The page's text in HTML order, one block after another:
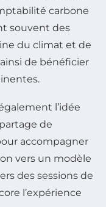
carbone
souvent des
du climat et de
de bénéficier
l’idée
de
accompagner
vers un modèle
des sessions de
l’expérience